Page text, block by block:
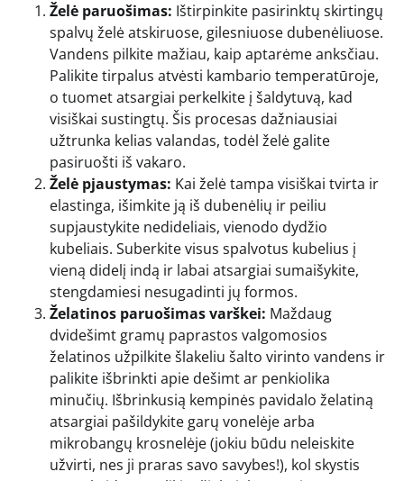
Želė paruošimas: Ištirpinkite pasirinktų skirtingų
spalvų želė atskiruose, gilesniuose dubenėliuose.
Vandens pilkite mažiau, kaip aptarėme anksčiau.
Palikite tirpalus atvėsti kambario temperatūroje,
o tuomet atsargiai perkelkite į šaldytuvą, kad
visiškai sustingtų. Šis procesas dažniausiai
užtrunka kelias valandas, todėl želė galite
pasiruošti iš vakaro.
Želė pjaustymas: Kai želė tampa visiškai tvirta ir
elastinga, išimkite ją iš dubenėlių ir peiliu
supjaustykite nedideliais, vienodo dydžio
kubeliais. Suberkite visus spalvotus kubelius į
vieną didelį indą ir labai atsargiai sumaišykite,
stengdamiesi nesugadinti jų formos.
Želatinos paruošimas varškei: Maždaug
dvidešimt gramų paprastos valgomosios
želatinos užpilkite šlakeliu šalto virinto vandens ir
palikite išbrinkti apie dešimt ar penkiolika
minučių. Išbrinkusią kempinės pavidalo želatiną
atsargiai pašildykite garų vonelėje arba
mikrobangų krosnelėje (jokiu būdu neleiskite
užvirti, nes ji praras savo savybes!), kol skystis